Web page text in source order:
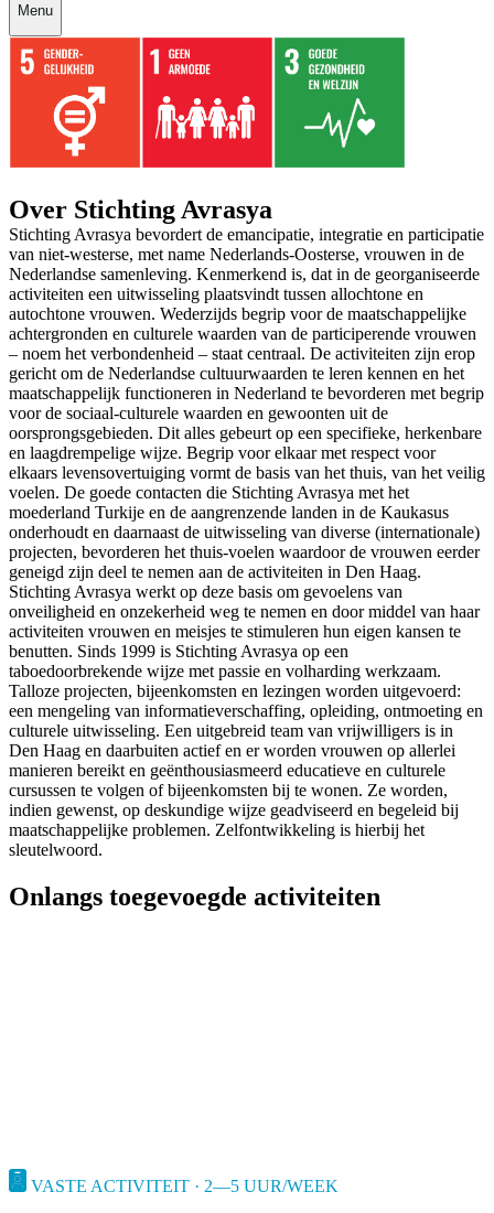
Menu
Over Stichting Avrasya
Stichting Avrasya bevordert de emancipatie, integratie en participatie
van niet-westerse, met name Nederlands-Oosterse, vrouwen in de
Nederlandse samenleving. Kenmerkend is, dat in de georganiseerde
activiteiten een uitwisseling plaatsvindt tussen allochtone en
autochtone vrouwen. Wederzijds begrip voor de maatschappelijke
achtergronden en culturele waarden van de participerende vrouwen
– noem het verbondenheid – staat centraal. De activiteiten zijn erop
gericht om de Nederlandse cultuurwaarden te leren kennen en het
maatschappelijk functioneren in Nederland te bevorderen met begrip
voor de sociaal-culturele waarden en gewoonten uit de
oorsprongsgebieden. Dit alles gebeurt op een specifieke, herkenbare
en laagdrempelige wijze. Begrip voor elkaar met respect voor
elkaars levensovertuiging vormt de basis van het thuis, van het veilig
voelen. De goede contacten die Stichting Avrasya met het
moederland Turkije en de aangrenzende landen in de Kaukasus
onderhoudt en daarnaast de uitwisseling van diverse (internationale)
projecten, bevorderen het thuis-voelen waardoor de vrouwen eerder
geneigd zijn deel te nemen aan de activiteiten in Den Haag.
Stichting Avrasya werkt op deze basis om gevoelens van
onveiligheid en onzekerheid weg te nemen en door middel van haar
activiteiten vrouwen en meisjes te stimuleren hun eigen kansen te
benutten. Sinds 1999 is Stichting Avrasya op een
taboedoorbrekende wijze met passie en volharding werkzaam.
Talloze projecten, bijeenkomsten en lezingen worden uitgevoerd:
een mengeling van informatieverschaffing, opleiding, ontmoeting en
culturele uitwisseling. Een uitgebreid team van vrijwilligers is in
Den Haag en daarbuiten actief en er worden vrouwen op allerlei
manieren bereikt en geënthousiasmeerd educatieve en culturele
cursussen te volgen of bijeenkomsten bij te wonen. Ze worden,
indien gewenst, op deskundige wijze geadviseerd en begeleid bij
maatschappelijke problemen. Zelfontwikkeling is hierbij het
sleutelwoord.
Onlangs toegevoegde activiteiten
VASTE ACTIVITEIT · 2—5 UUR/WEEK